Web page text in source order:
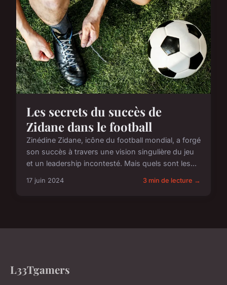
Les secrets du succès de
Zidane dans le football
Zinédine Zidane, icône du football mondial, a forgé
son succès à travers une vision singulière du jeu
et un leadership incontesté. Mais quels sont les...
17 juin 2024 3 min de lecture →
L33Tgamers